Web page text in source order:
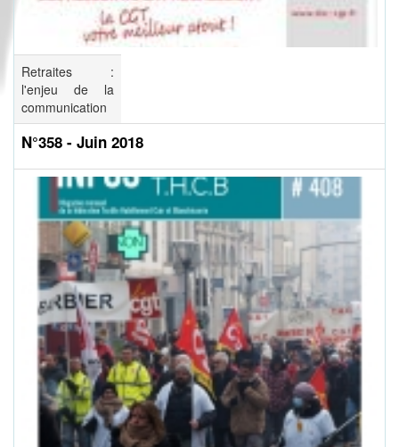
Retraites :
l'enjeu de la
communication
N°358 - Juin 2018